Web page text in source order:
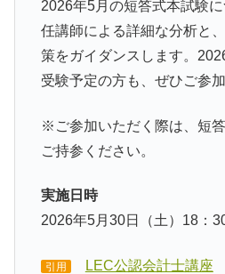
2026年5月の短答式本試験
任講師による詳細な分析と
策をガイダンスします。
受験予定の方も、ぜひご参加
※ご参加いただく際は、短
ご持参ください。
実施日時
2026年5月30日（土）18：
引用 LEC公認会計士講座